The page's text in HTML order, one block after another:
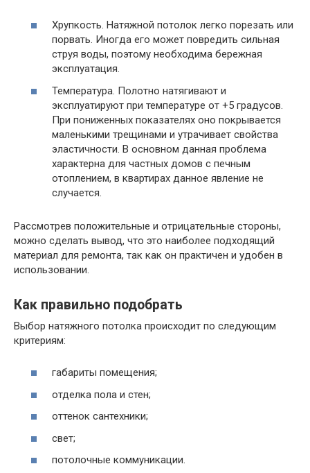
Хрупкость. Натяжной потолок легко порезать или
порвать. Иногда его может повредить сильная
струя воды, поэтому необходима бережная
эксплуатация.
Температура. Полотно натягивают и
эксплуатируют при температуре от +5 градусов.
При пониженных показателях оно покрывается
маленькими трещинами и утрачивает свойства
эластичности. В основном данная проблема
характерна для частных домов с печным
отоплением, в квартирах данное явление не
случается.
Рассмотрев положительные и отрицательные стороны,
можно сделать вывод, что это наиболее подходящий
материал для ремонта, так как он практичен и удобен в
использовании.
Как правильно подобрать
Выбор натяжного потолка происходит по следующим
критериям:
габариты помещения;
отделка пола и стен;
оттенок сантехники;
свет;
потолочные коммуникации.